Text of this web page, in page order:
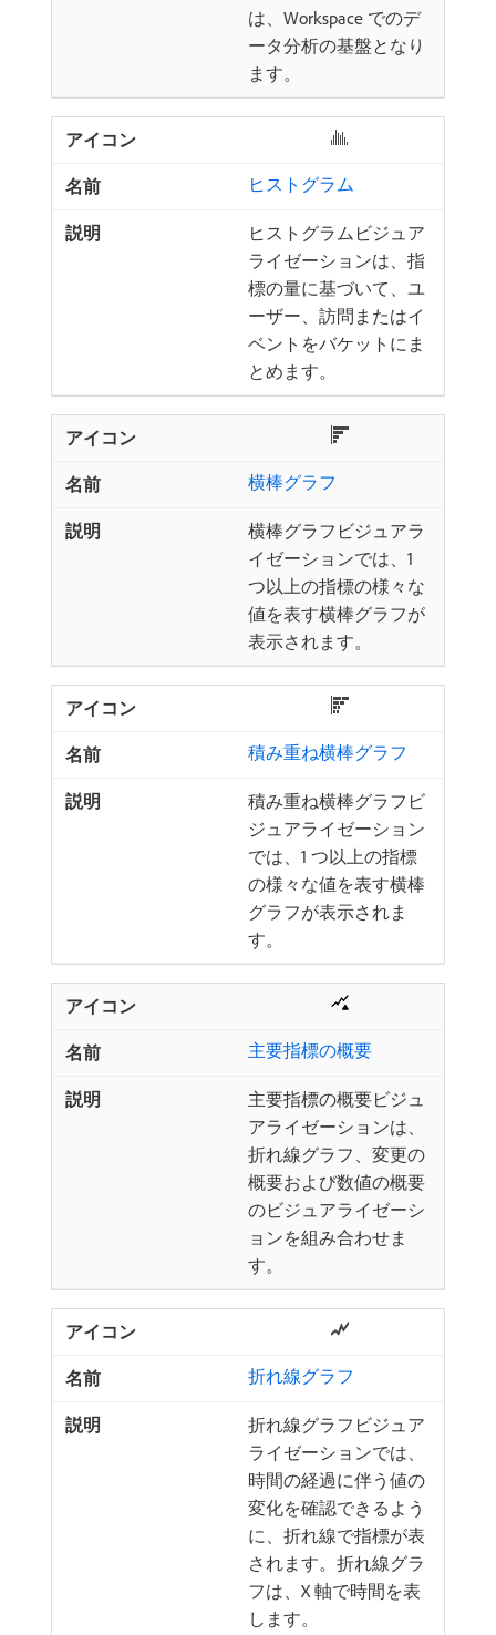
は、Workspace でのデ
ータ分析の基盤となり
ます。
ヒストグラム
ヒストグラムビジュア
ライゼーションは、指
標の量に基づいて、ユ
ーザー、訪問またはイ
ベントをバケットにま
とめます。
横棒グラフ
横棒グラフビジュアラ
イゼーションでは、1
つ以上の指標の様々な
値を表す横棒グラフが
表示されます。
積み重ね横棒グラフ
積み重ね横棒グラフビ
ジュアライゼーション
では、1 つ以上の指標
の様々な値を表す横棒
グラフが表示されま
す。
主要指標の概要
主要指標の概要ビジュ
アライゼーションは、
折れ線グラフ、変更の
概要および数値の概要
のビジュアライゼーシ
ョンを組み合わせま
す。
折れ線グラフ
折れ線グラフビジュア
ライゼーションでは、
時間の経過に伴う値の
変化を確認できるよう
に、折れ線で指標が表
されます。折れ線グラ
フは、X 軸で時間を表
します。